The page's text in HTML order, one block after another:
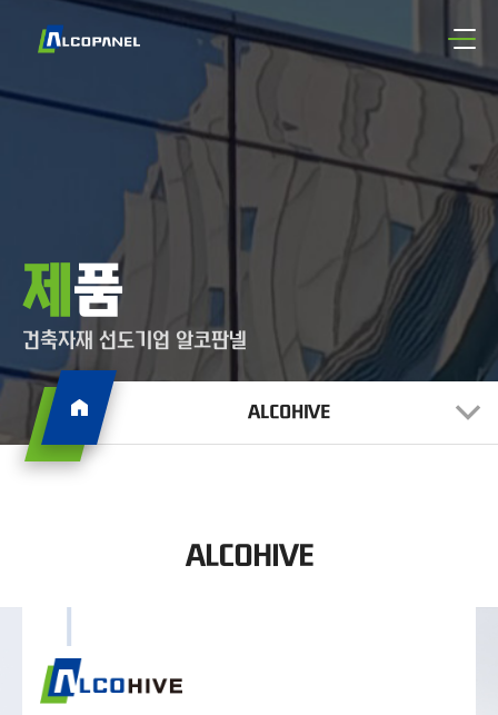
제품
건축자재 선도기업 알코판넬
ALCOHIVE
ALCOHIVE